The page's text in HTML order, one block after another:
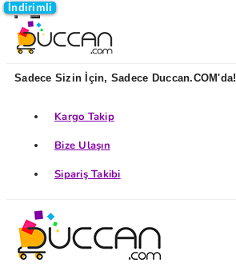
Sadece Sizin İçin, Sadece Duccan.COM'da!
Kargo Takip
Bize Ulaşın
Sipariş Takibi
İndirimli
İndirimli
İndirimli
İndirimli